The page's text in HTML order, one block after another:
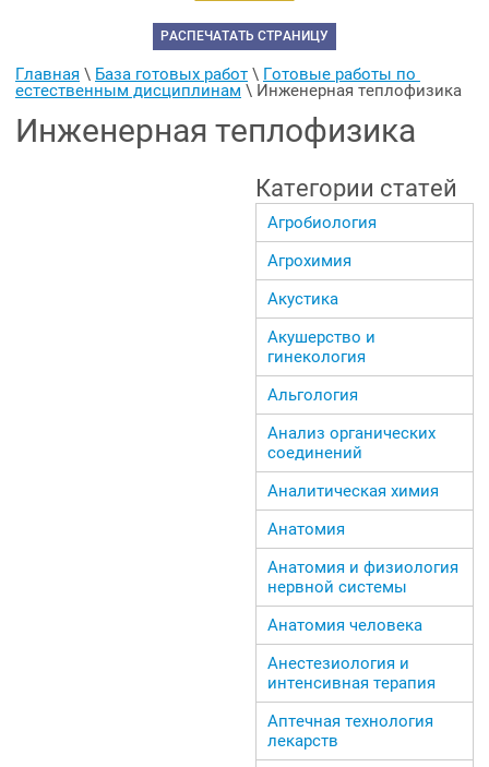
РАСПЕЧАТАТЬ СТРАНИЦУ
Главная \ База готовых работ \ Готовые работы по
естественным дисциплинам \ Инженерная теплофизика
Инженерная теплофизика
Категории статей
Агробиология
Агрохимия
Акустика
Акушерство и
гинекология
Альгология
Анализ органических
соединений
Аналитическая химия
Анатомия
Анатомия и физиология
нервной системы
Анатомия человека
Анестезиология и
интенсивная терапия
Аптечная технология
лекарств